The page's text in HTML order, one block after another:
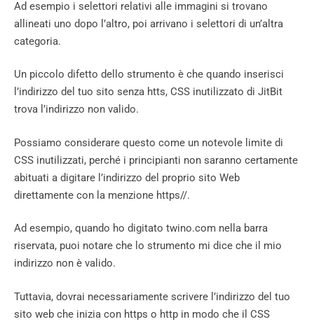
Ad esempio i selettori relativi alle immagini si trovano
allineati uno dopo l’altro, poi arrivano i selettori di un’altra
categoria.
Un piccolo difetto dello strumento è che quando inserisci
l’indirizzo del tuo sito senza htts, CSS inutilizzato di JitBit
trova l’indirizzo non valido.
Possiamo considerare questo come un notevole limite di
CSS inutilizzati, perché i principianti non saranno certamente
abituati a digitare l’indirizzo del proprio sito Web
direttamente con la menzione https//.
Ad esempio, quando ho digitato twino.com nella barra
riservata, puoi notare che lo strumento mi dice che il mio
indirizzo non è valido.
Tuttavia, dovrai necessariamente scrivere l’indirizzo del tuo
sito web che inizia con https o http in modo che il CSS